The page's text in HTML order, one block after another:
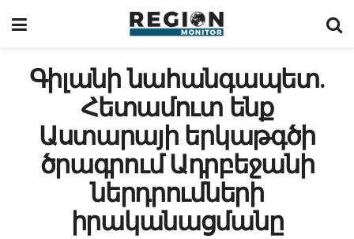
Գիլանի նահանգապետ․
Հետամուտ ենք
Աստարայի երկաթգծի
ծրագրում Ադրբեջանի
ներդրումների
իրականացմանը